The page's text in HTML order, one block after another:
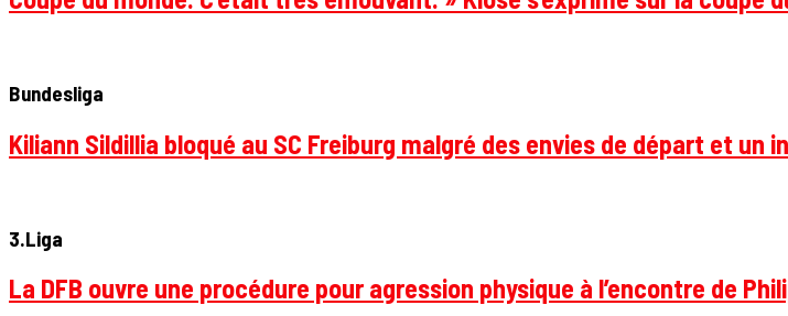
Bundesliga
Kiliann Sildillia bloqué au SC Freiburg malgré des envies de départ et un
3.Liga
La DFB ouvre une procédure pour agression physique à l’encontre de